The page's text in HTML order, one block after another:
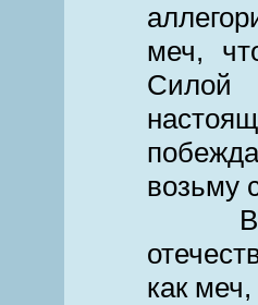
меч,
Силой
возьму
как